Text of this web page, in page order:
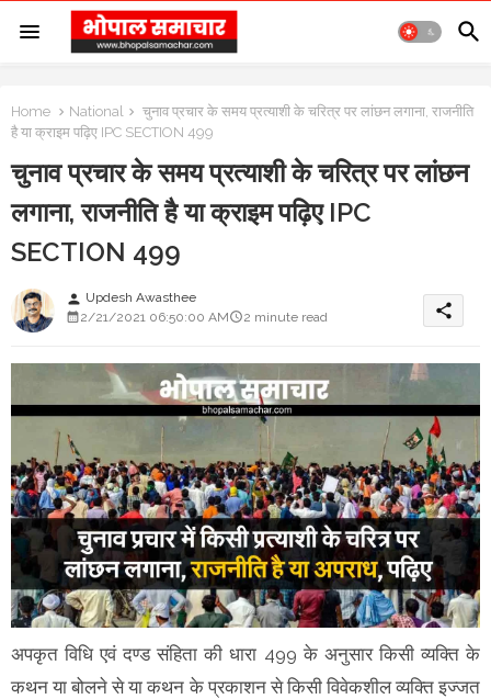
Home National
चुनाव प्रचार के समय प्रत्याशी के चरित्र पर लांछन लगाना, राजनीति
है या क्राइम पढ़िए IPC SECTION 499
चुनाव प्रचार के समय प्रत्याशी के चरित्र पर लांछन
लगाना, राजनीति है या क्राइम पढ़िए IPC
SECTION 499
person Updesh Awasthee
2/21/2021 06:50:00 AM
2 minute read share
अपकृत विधि एवं दण्ड संहिता की धारा 499 के अनुसार किसी व्यक्ति के
कथन या बोलने से या कथन के प्रकाशन से किसी विवेकशील व्यक्ति इज्जत